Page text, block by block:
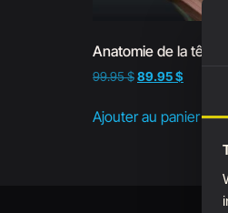
Anatomie de la tête
99.95$89.95$
Ajouter au panier